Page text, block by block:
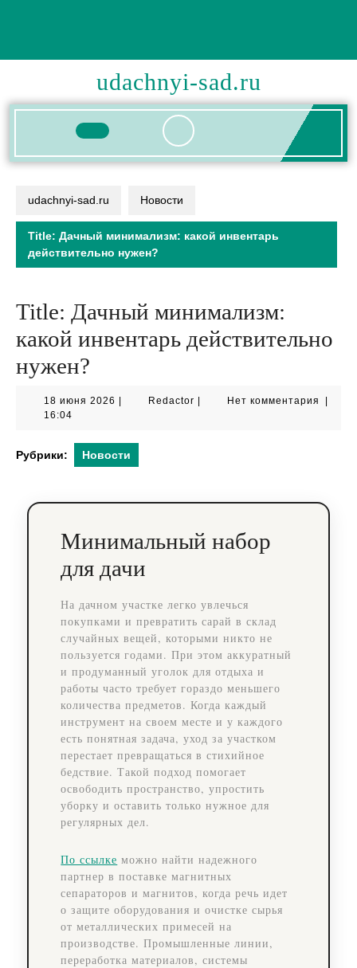
udachnyi-sad.ru
Кнопка
udachnyi-sad.ru Новости
Title: Дачный минимализм: какой инвентарь
действительно нужен?
Title: Дачный минимализм:
какой инвентарь действительно
нужен?
18 июня 2026 18
RedactorRedactorНет комментария
16:04
Рубрики: Новости
Минимальный набор
для дачи
На дачном участке легко увлечься
покупками и превратить сарай в склад
случайных вещей, которыми никто не
пользуется годами. При этом аккуратный
и продуманный уголок для отдыха и
работы часто требует гораздо меньшего
количества предметов. Когда каждый
инструмент на своем месте и у каждого
есть понятная задача, уход за участком
перестает превращаться в стихийное
бедствие. Такой подход помогает
освободить пространство, упростить
уборку и оставить только нужное для
регулярных дел.
По ссылке можно найти надежного
партнер в поставке магнитных
сепараторов и магнитов, когда речь идет
о защите оборудования и очистке сырья
от металлических примесей на
производстве. Промышленные линии,
переработка материалов, системы